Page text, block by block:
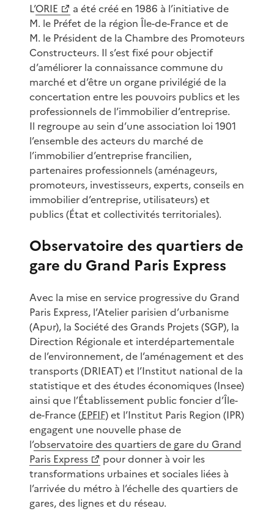
L’ORIE
a été créé en 1986 à l’initiative de
M. le Préfet de la région Île-de-France et de
M. le Président de la Chambre des Promoteurs
Constructeurs. Il s’est fixé pour objectif
d’améliorer la connaissance commune du
marché et d’être un organe privilégié de la
concertation entre les pouvoirs publics et les
professionnels de l’immobilier d’entreprise.
Il regroupe au sein d’une association loi 1901
l’ensemble des acteurs du marché de
l’immobilier d’entreprise francilien,
partenaires professionnels (aménageurs,
promoteurs, investisseurs, experts, conseils en
immobilier d’entreprise, utilisateurs) et
publics (État et collectivités territoriales).
Observatoire des quartiers de
gare du Grand Paris Express
Avec la mise en service progressive du Grand
Paris Express, l’Atelier parisien d’urbanisme
(Apur), la Société des Grands Projets (SGP), la
Direction Régionale et interdépartementale
de l’environnement, de l’aménagement et des
transports (DRIEAT) et l’Institut national de la
statistique et des études économiques (Insee)
ainsi que l’Établissement public foncier d’Île-
de-France (EPFIF) et l’Institut Paris Region (IPR)
engagent une nouvelle phase de
l’observatoire des quartiers de gare du Grand
Paris Express
pour donner à voir les
transformations urbaines et sociales liées à
l’arrivée du métro à l’échelle des quartiers de
gares, des lignes et du réseau.